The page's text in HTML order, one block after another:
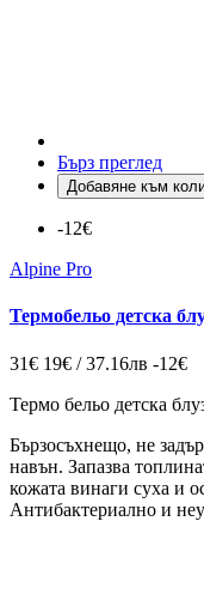
Бърз преглед
Добавяне към
-12€
Alpine Pro
Термобельо детска
31€ 19€ / 37.16лв -12€
Термо бельо детска
Бързосъхнещо, не
навън. Запазва
кожата винаги суха и
Антибактериално и